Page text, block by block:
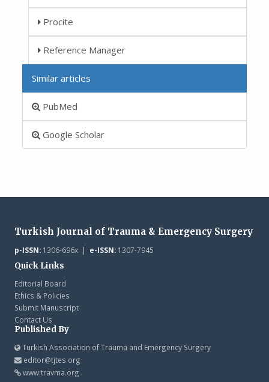
Procite
Reference Manager
Similar articles
PubMed
Google Scholar
Turkish Journal of Trauma & Emergency Surgery
p-ISSN:1306-696x | e-ISSN:1307-7945
Quick Links
Editorial Board
Ethics & Policies
Submit Manuscript
Contact Us
Published By
Turkish Association of Trauma and Emergency Surgery
editor@tjtes.org
www.travma.org